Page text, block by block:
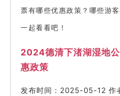
票有哪些优惠政策？哪些游
一起看看吧！
2024德清下渚湖湿地
惠政策
发布时间：2025-05-12 作